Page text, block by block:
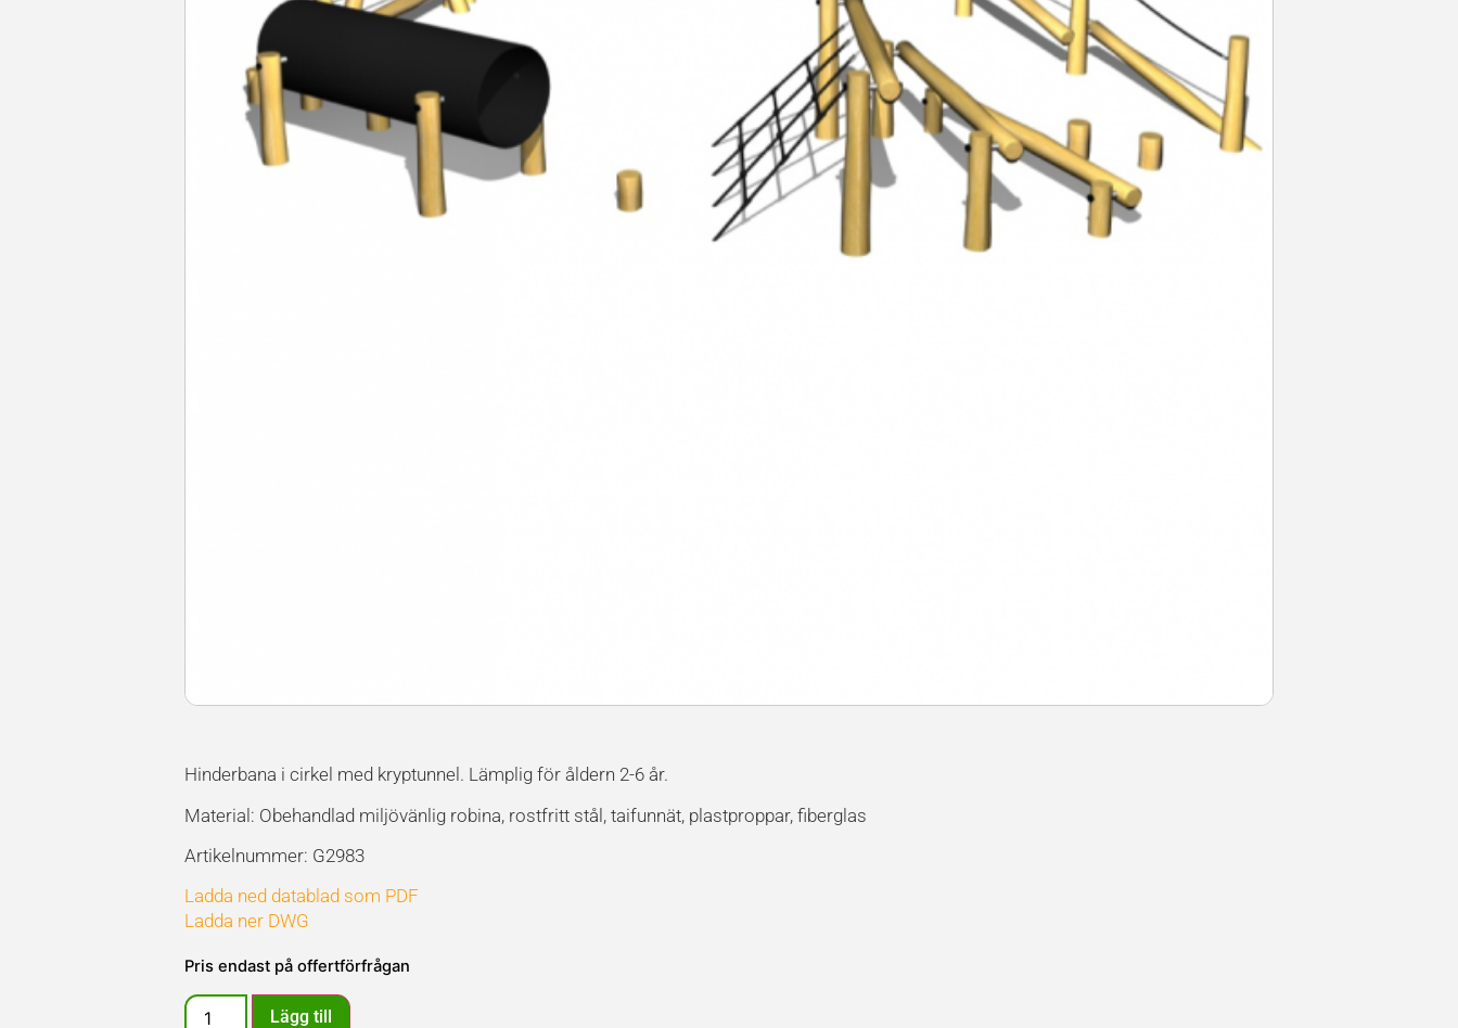
Hinderbana i cirkel med kryptunnel. Lämplig för åldern 2-6 år.
Material: Obehandlad miljövänlig robina, rostfritt stål, taifunnät, plastproppar, fiberglas
Artikelnummer: G2983
Ladda ned datablad som PDF
Ladda ner DWG
Pris endast på offertförfrågan
Lägg till